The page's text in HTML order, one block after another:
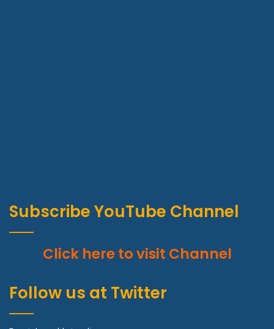
Subscribe YouTube Channel
Click here to visit Channel
Follow us at Twitter